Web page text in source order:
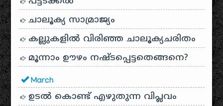
ചാലൂക്യ സാമ്രാജ്യം
കല്ലുകളിൽ വിരിഞ്ഞ ചാലൂക്യചരിതം
മൂന്നാം ഊഴം നഷ്ടപ്പെട്ടതെങ്ങനെ?
March
ഉടൽ കൊണ്ട് എഴുതുന്ന വിപ്ലവം